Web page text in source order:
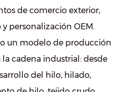
de comercio exterior,
personalización OEM.
un modelo de producción
cadena industrial: desde
del hilo, hilado,